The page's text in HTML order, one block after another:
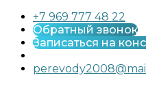
+7 969 777 48 22
Обратный звонок
Записаться на